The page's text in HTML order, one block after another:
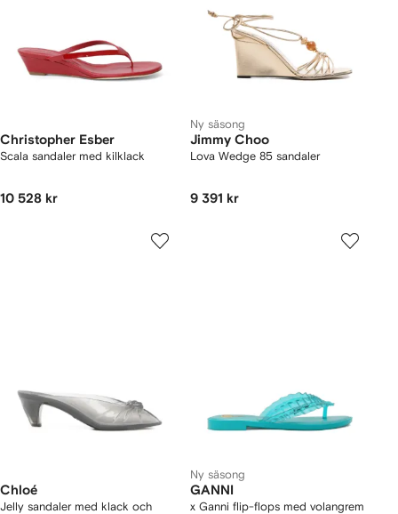
Christopher Esber
Scala sandaler med kilklack
10 528 kr
Ny säsong
Jimmy Choo
Lova Wedge 85 sandaler
9 391 kr
Chloé
Jelly sandaler med klack och
Ny säsong
GANNI
x Ganni flip-flops med volangrem